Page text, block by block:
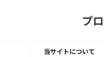
プ
当サイトについて